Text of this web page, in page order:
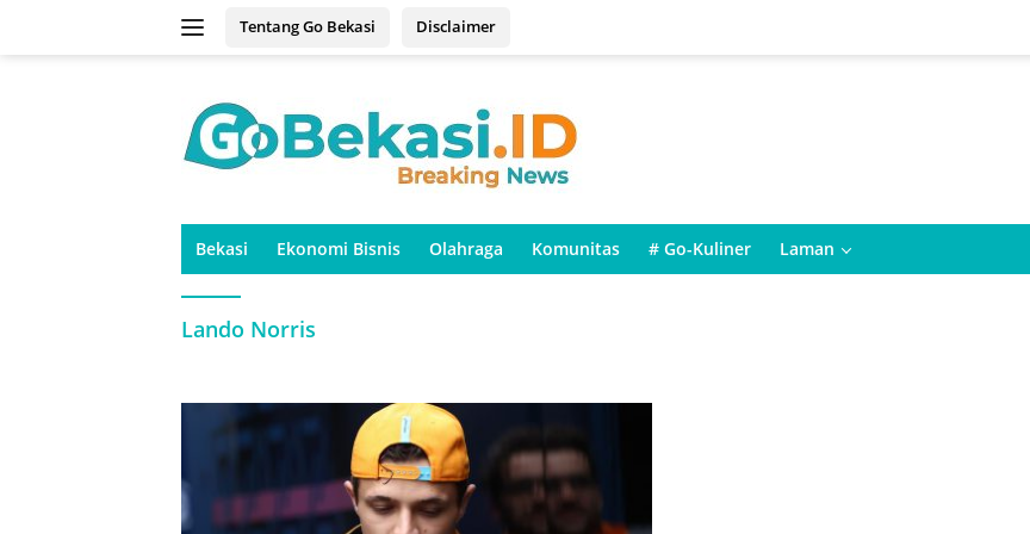
Tentang Go Bekasi Disclaimer
Bekasi Ekonomi Bisnis Olahraga Komunitas # Go-Kuliner Laman
Lando Norris